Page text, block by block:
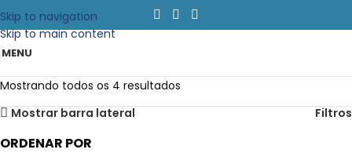
Skip to navigation
Skip to main content
MENU
Mostrando todos os 4 resultados
Mostrar barra lateral
Filtros
ORDENAR POR